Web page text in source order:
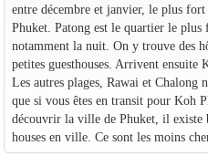
entre décembre et janvier, le plus
Phuket. Patong est le quartier le plus
notamment la nuit. On y trouve des
petites guesthouses. Arrivent ensuite
Les autres plages, Rawai et Chalong
que si vous êtes en transit pour Koh
découvrir la ville de Phuket, il existe
houses en ville. Ce sont les moins